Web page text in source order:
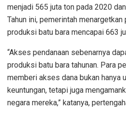
menjadi 565 juta ton pada 2020
Tahun ini, pemerintah menargetkan
produksi batu bara mencapai 663
“Akses pendanaan sebenarnya
produksi batu bara tahunan. Para
memberi akses dana bukan hanya
keuntungan, tetapi juga
negara mereka,” katanya,